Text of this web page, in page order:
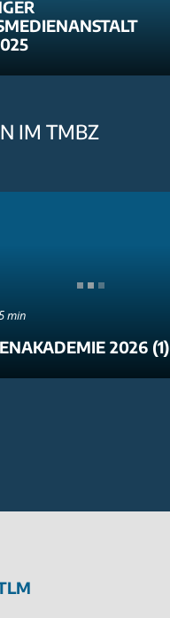
IM TMBZ
min
2026 (1)